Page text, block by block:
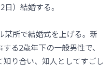
）結婚する。
某所で結婚式を上げる。新
る2歳年下の一般男性で、
り合い、知人としてすごし